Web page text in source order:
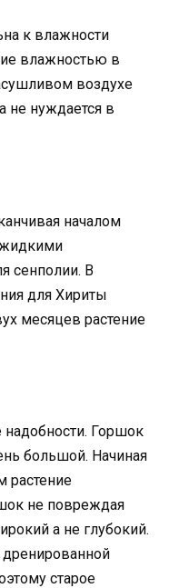
к влажности
влажностью в
воздухе
не нуждается в
началом
жидкими
сенполии. В
для Хириты
месяцев растение
надобности. Горшок
большой. Начиная
растение
не повреждая
а не глубокий.
старое